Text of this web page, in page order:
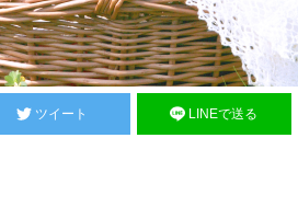
ツイート LINEで送る